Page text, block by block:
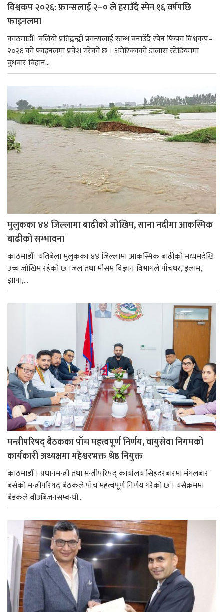
विश्वकप २०२६: फ्रान्सलाई २–० ले हराउँदै स्पेन १६ वर्षपछि
फाइनलमा
काठमाडौँ। बलियो प्रतिद्वन्द्वी फ्रान्सलाई स्तब्ध बनाउँदै स्पेन फिफा विश्वकप–
२०२६ को फाइनलमा प्रवेश गरेको छ । अमेरिकाको डालास स्टेडियममा
बुधबार बिहान...
मुलुकका ४४ जिल्लामा बाढीको जोखिम, साना नदीमा आकस्मिक
बाढीको सम्भावना
काठमाडौँ। यतिबेला मुलुकका ४४ जिल्लामा आकस्मिक बाढीको मध्यमदेखि
उच्च जोखिम रहेको छ ।जल तथा मौसम विज्ञान विभागले पाँचथर, इलाम,
झापा,...
मन्त्रीपरिषद् बैठकका पाँच महत्त्वपूर्ण निर्णय, वायुसेवा निगमको
कार्यकारी अध्यक्षमा महेश्वरभक्त श्रेष्ठ नियुक्त
काठमाडौँ । प्रधानमन्त्री तथा मन्त्रीपरिषद् कार्यालय सिंहदरबारमा मंगलबार
बसेको मन्त्रीपरिषद् बैठकले पाँच महत्वपूर्ण निर्णय गरेको छ । यसैक्रममा
बैडकले बीउबिजनसम्बन्धी...